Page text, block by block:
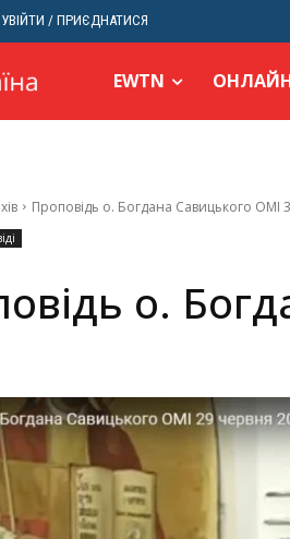
УВІЙТИ / ПРИЄДНАТИСЯ
EWTN
Проповідь о. Богдана Савицького ОМІ
о.